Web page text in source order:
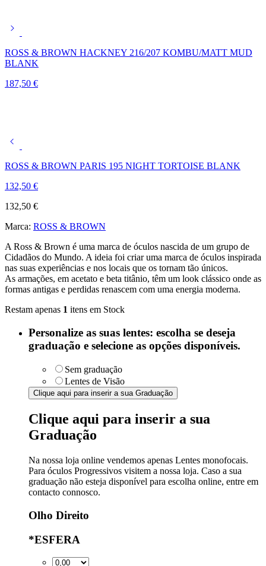
ROSS & BROWN HACKNEY 216/207 KOMBU/MATT MUD
BLANK
187,50 €
ROSS & BROWN PARIS 195 NIGHT TORTOISE BLANK
132,50 €
132,50 €
Marca: ROSS & BROWN
A Ross & Brown é uma marca de óculos nascida de um grupo de
Cidadãos do Mundo. A ideia foi criar uma marca de óculos inspirada
nas suas experiências e nos locais que os tornam tão únicos.
As armações, em acetato e beta titânio, têm um look clássico onde as
formas antigas e perdidas renascem com uma energia moderna.
Restam apenas 1 itens em Stock
Personalize as suas lentes: escolha se deseja
graduação e selecione as opções disponíveis.
Sem graduação
Lentes de Visão
Clique aqui para inserir a sua Graduação
Clique aqui para inserir a sua
Graduação
Na nossa loja online vendemos apenas Lentes monofocais.
Para óculos Progressivos visitem a nossa loja. Caso a sua
graduação não esteja disponível para escolha online, entre em
contacto connosco.
Olho Direito
*ESFERA